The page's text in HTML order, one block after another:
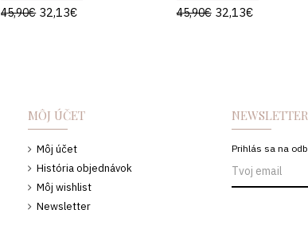
45,90€ 32,13€ 45,90€ 32,13€
MÔJ ÚČET
Môj účet
História objednávok
Môj wishlist
Newsletter
NEWSLETTER
Prihlás sa na